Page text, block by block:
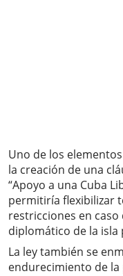
Uno de los
la creación de una
“Apoyo a una Cuba
permitiría flexibilizar
restricciones en
diplomático de la
La ley también se
endurecimiento de